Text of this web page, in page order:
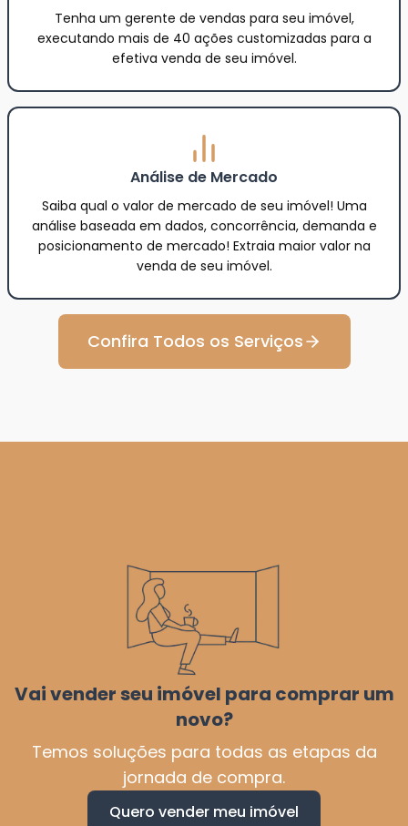
Tenha um gerente de vendas para seu imóvel,
executando mais de 40 ações customizadas para a
efetiva venda de seu imóvel.
Análise de Mercado
Saiba qual o valor de mercado de seu imóvel! Uma
análise baseada em dados, concorrência, demanda e
posicionamento de mercado! Extraia maior valor na
venda de seu imóvel.
Confira Todos os Serviços
Vai vender seu imóvel para comprar um
novo?
Temos soluções para todas as etapas da
jornada de compra.
Quero vender meu imóvel